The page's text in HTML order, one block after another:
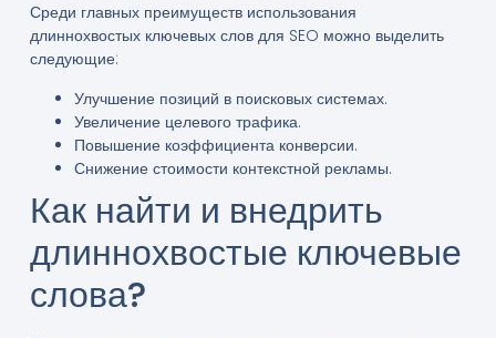
Среди главных преимуществ использования
длиннохвостых ключевых слов для SEO можно выделить
следующие:
Улучшение позиций в поисковых системах.
Увеличение целевого трафика.
Повышение коэффициента конверсии.
Снижение стоимости контекстной рекламы.
Как найти и внедрить
длиннохвостые ключевые
слова?